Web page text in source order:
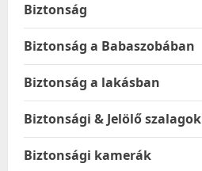
Biztonság
Biztonság a Babaszobában
Biztonság a lakásban
Biztonsági & Jelölő szalagok
Biztonsági kamerák